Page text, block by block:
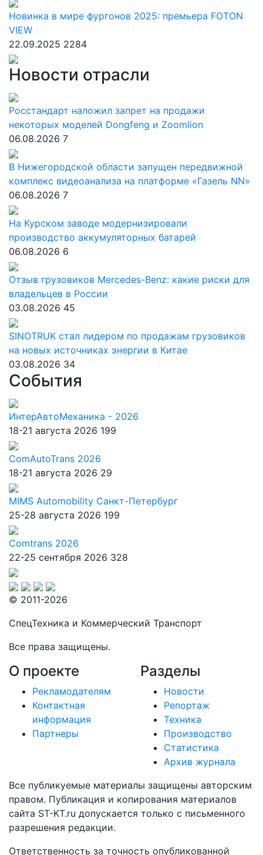
Новинка в мире фургонов 2025: премьера FOTON
VIEW
22.09.2025 2284
Новости отрасли
Росстандарт наложил запрет на продажи
некоторых моделей Dongfeng и Zoomlion
06.08.2026 7
В Нижегородской области запущен передвижной
комплекс видеоанализа на платформе «Газель NN»
06.08.2026 7
На Курском заводе модернизировали
производство аккумуляторных батарей
06.08.2026 6
Отзыв грузовиков Mercedes-Benz: какие риски для
владельцев в России
03.08.2026 45
SINOTRUK стал лидером по продажам грузовиков
на новых источниках энергии в Китае
03.08.2026 34
События
ИнтерАвтоМеханика - 2026
18-21 августа 2026 199
ComAutoTrans 2026
18-21 августа 2026 29
MIMS Automobility Санкт-Петербург
25-28 августа 2026 199
Comtrans 2026
22-25 сентября 2026 328
© 2011-2026
СпецТехника и Коммерческий Транспорт
Все права защищены.
О проекте
Рекламодателям
Контактная
информация
Партнеры
Разделы
Новости
Репортаж
Техника
Производство
Статистика
Архив журнала
Все публикуемые материалы защищены авторским
правом. Публикация и копирования материалов
сайта ST-KT.ru допускается только с письменного
разрешения редакции.
Ответственность за точность опубликованной